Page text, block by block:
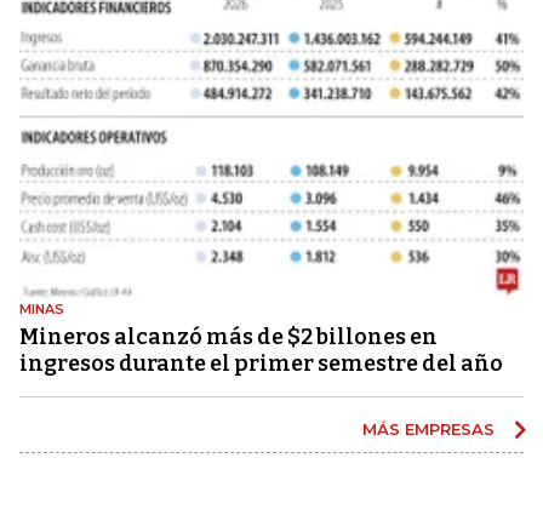
MINAS
Mineros alcanzó más de $2 billones en
ingresos durante el primer semestre del año
MÁS EMPRESAS